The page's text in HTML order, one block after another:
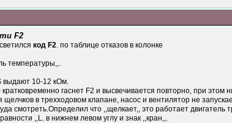
F2
код F2. по таблице отказов в колонке
температуры,,.
выдают 10-12 кОм.
гаснет F2 и высвечивается повторно, при этом
в трехходовом клапане, насос и вентилятор не
смотреть.Определил что ,,щелкает,, это работает двигатель
,,L. в нижнем левом углу и знак ,,кран,,.